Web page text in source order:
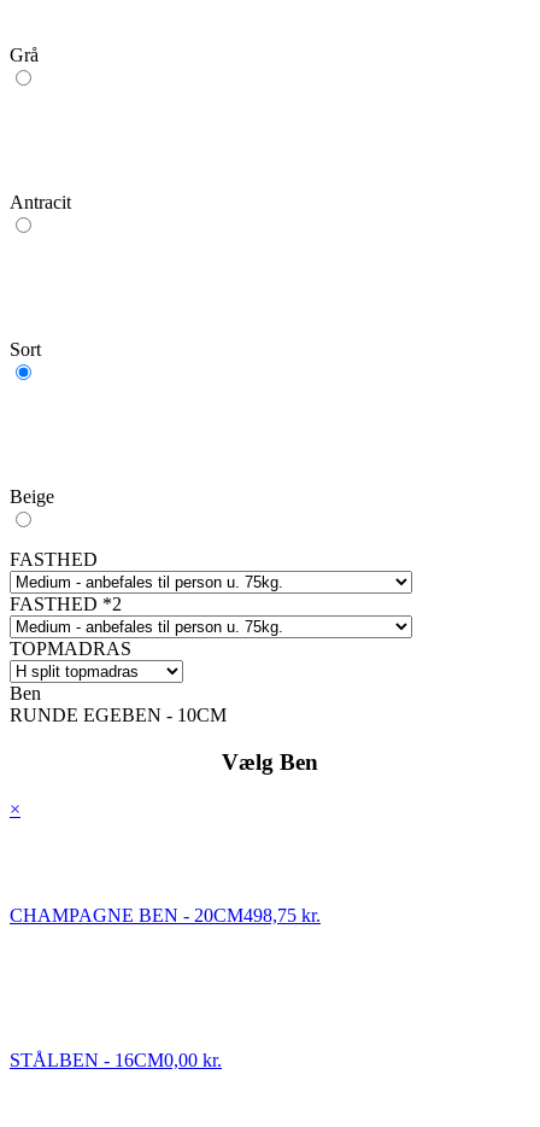
Grå
Antracit
Sort
Beige
FASTHED
FASTHED *2
TOPMADRAS
Ben
RUNDE EGEBEN - 10CM
Vælg Ben
×
CHAMPAGNE BEN - 20CM498,75 kr.
STÅLBEN - 16CM0,00 kr.